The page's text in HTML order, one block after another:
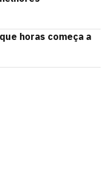
horas começa a